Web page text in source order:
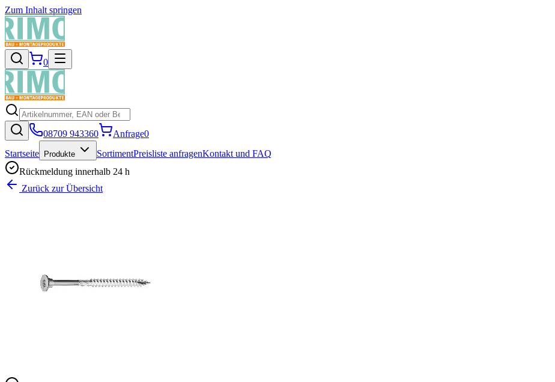
Zum Inhalt springen
0
08709 943360 Anfrage0
Startseite
Produkte SortimentPreisliste anfragenKontakt und FAQ
Rückmeldung innerhalb 24 h
Zurück zur Übersicht